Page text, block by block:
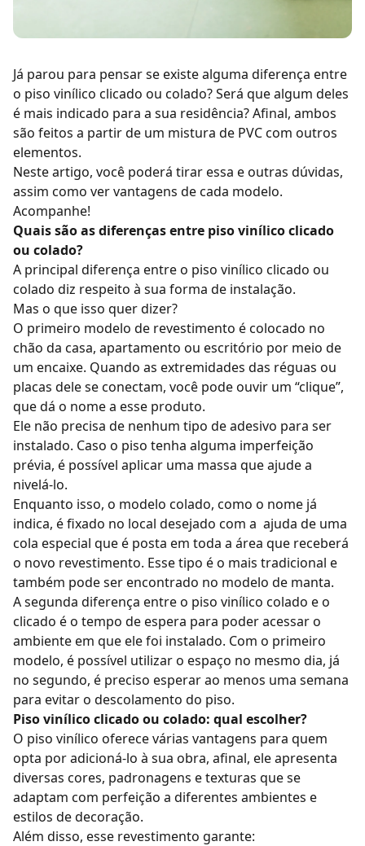
Já parou para pensar se existe alguma diferença entre
o piso vinílico clicado ou colado? Será que algum deles
é mais indicado para a sua residência? Afinal, ambos
são feitos a partir de um mistura de PVC com outros
elementos.
Neste artigo, você poderá tirar essa e outras dúvidas,
assim como ver vantagens de cada modelo.
Acompanhe!
Quais são as diferenças entre piso vinílico clicado
ou colado?
A principal diferença entre o piso vinílico clicado ou
colado diz respeito à sua forma de instalação.
Mas o que isso quer dizer?
O primeiro modelo de revestimento é colocado no
chão da casa, apartamento ou escritório por meio de
um encaixe. Quando as extremidades das réguas ou
placas dele se conectam, você pode ouvir um “clique”,
que dá o nome a esse produto.
Ele não precisa de nenhum tipo de adesivo para ser
instalado. Caso o piso tenha alguma imperfeição
prévia, é possível aplicar uma massa que ajude a
nivelá-lo.
Enquanto isso, o modelo colado, como o nome já
indica, é fixado no local desejado com a ajuda de uma
cola especial que é posta em toda a área que receberá
o novo revestimento. Esse tipo é o mais tradicional e
também pode ser encontrado no modelo de manta.
A segunda diferença entre o piso vinílico colado e o
clicado é o tempo de espera para poder acessar o
ambiente em que ele foi instalado. Com o primeiro
modelo, é possível utilizar o espaço no mesmo dia, já
no segundo, é preciso esperar ao menos uma semana
para evitar o descolamento do piso.
Piso vinílico clicado ou colado: qual escolher?
O piso vinílico oferece várias vantagens para quem
opta por adicioná-lo à sua obra, afinal, ele apresenta
diversas cores, padronagens e texturas que se
adaptam com perfeição a diferentes ambientes e
estilos de decoração.
Além disso, esse revestimento garante: